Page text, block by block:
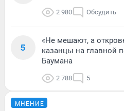
2 980 Обсудить
5
«Не мешают, а
казанцы на главной
Баумана
2 788 5
МНЕНИЕ